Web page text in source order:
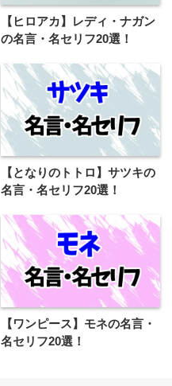
【ヒロアカ】レディ・ナガン
の名言・名セリフ20選！
【となりのトトロ】サツキの
名言・名セリフ20選！
【ワンピース】モネの名言・
名セリフ20選！